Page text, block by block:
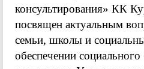
консультирования» КК
посвящен актуальным
семьи, школы и
обеспечении